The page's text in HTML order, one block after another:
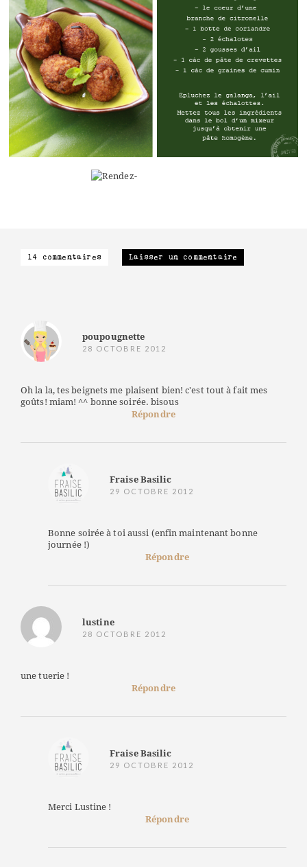
14 commentaires Laisser un commentaire
poupougnette
28 OCTOBRE 2012
Oh la la, tes beignets me plaisent bien! c'est tout à fait mes
goûts! miam! ^^ bonne soirée. bisous
Répondre
Fraise Basilic
29 OCTOBRE 2012
Bonne soirée à toi aussi (enfin maintenant bonne
journée !)
Répondre
lustine
28 OCTOBRE 2012
une tuerie !
Répondre
Fraise Basilic
29 OCTOBRE 2012
Merci Lustine !
Répondre